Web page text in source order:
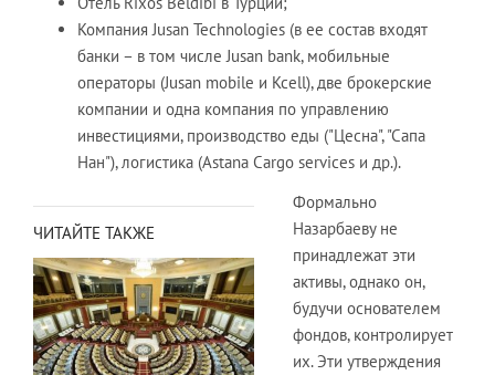
Компания Jusan Technologies (в ее состав входят
банки – в том числе Jusan bank, мобильные
операторы (Jusan mobile и Kcell), две брокерские
компании и одна компания по управлению
инвестициями, производство еды ("Цесна", "Сапа
Нан"), логистика (Astana Cargo services и др.).
ЧИТАЙТЕ ТАКЖЕ
Формально
Назарбаеву не
принадлежат эти
активы, однако он,
будучи основателем
фондов, контролирует
их. Эти утверждения